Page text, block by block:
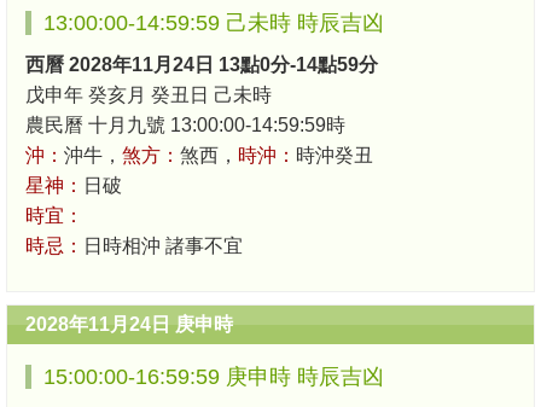
13:00:00-14:59:59 己未時 時辰吉凶
西曆 2028年11月24日 13點0分-14點59分
戊申年 癸亥月 癸丑日 己未時
農民曆 十月九號 13:00:00-14:59:59時
沖： 沖牛， 煞方： 煞西， 時沖： 時沖癸丑
星神： 日破
時宜：
時忌： 日時相沖 諸事不宜
2028年11月24日 庚申時
15:00:00-16:59:59 庚申時 時辰吉凶